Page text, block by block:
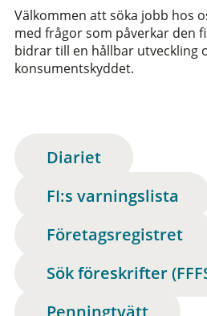
Välkommen att söka jobb hos
med frågor som påverkar den
bidrar till en hållbar utveckling
konsumentskyddet.
Diariet
FI:s varningslista
Företagsregistret
Sök föreskrifter
Penningtvätt